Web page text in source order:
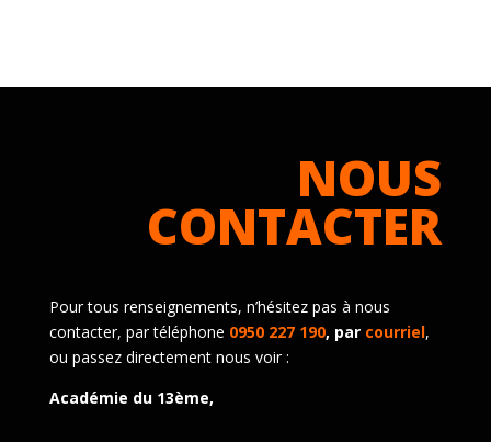
NOUS
CONTACTER
Pour tous renseignements, n’hésitez pas à nous
contacter, par téléphone 0950 227 190, par courriel,
ou passez directement nous voir :
Académie du 13ème,